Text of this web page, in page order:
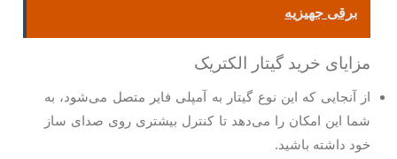
برقی جهیزیه
مزایای خرید گیتار الکتریک
از آنجایی که این نوع گیتار به آمپلی فایر متصل می‌شود، به
شما این امکان را می‌دهد تا کنترل بیشتری روی صدای ساز
خود داشته باشید.